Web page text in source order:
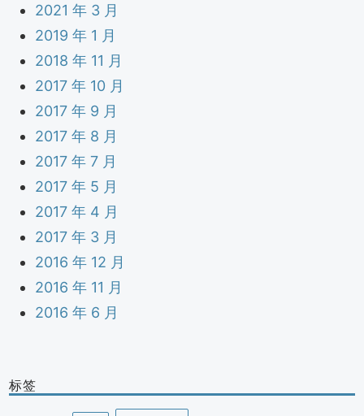
2021 年 3 月
2019 年 1 月
2018 年 11 月
2017 年 10 月
2017 年 9 月
2017 年 8 月
2017 年 7 月
2017 年 5 月
2017 年 4 月
2017 年 3 月
2016 年 12 月
2016 年 11 月
2016 年 6 月
标签